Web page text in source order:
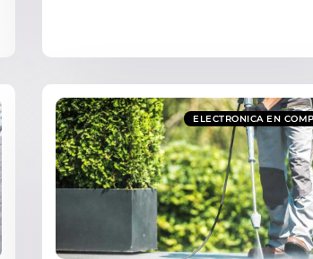
ELECTRONICA EN